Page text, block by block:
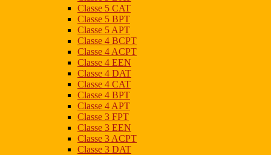
Classe 5 CAT
Classe 5 BPT
Classe 5 APT
Classe 4 BCPT
Classe 4 ACPT
Classe 4 EEN
Classe 4 DAT
Classe 4 CAT
Classe 4 BPT
Classe 4 APT
Classe 3 FPT
Classe 3 EEN
Classe 3 ACPT
Classe 3 DAT